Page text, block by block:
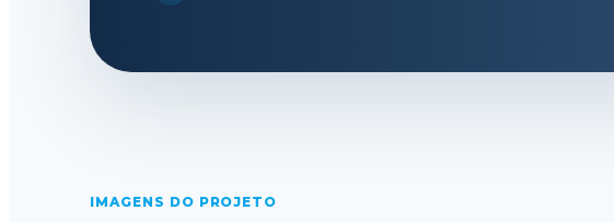
IMAGENS DO PROJETO